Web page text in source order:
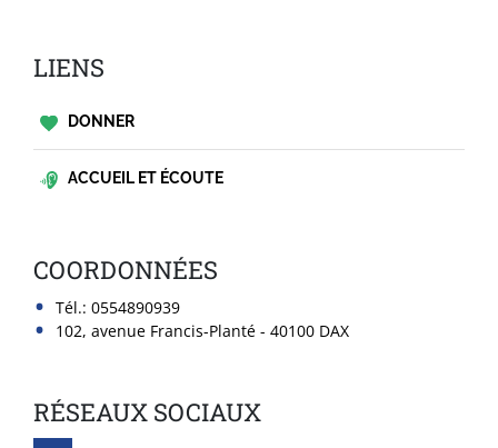
LIENS
DONNER
ACCUEIL ET ÉCOUTE
COORDONNÉES
Tél.: 0554890939
102, avenue Francis-Planté - 40100 DAX
RÉSEAUX SOCIAUX